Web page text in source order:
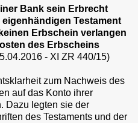
Bank sein Erbrecht
Testament
Erbschein verlangen
des Erbscheins
- XI ZR 440/15)
zum Nachweis des
auf das Konto ihrer
Dazu legten sie der
des Testaments und der